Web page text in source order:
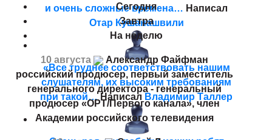
и очень сложные времена… Написал
Отар Кушанашвили
«Все труднее соответствовать нашим
слушателям, их высоким требованиям
при такой… Написал Владимир Таллер
Сегодня
Завтра
На неделю
10 августа
Александр Файфман
российский продюсер, первый заместитель
генерального директора - генеральный
продюсер «ОРТ/Первого канала», член
Академии российского телевидения